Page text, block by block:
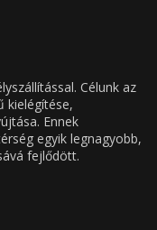
Célunk az
kielégítése,
Ennek
egyik legnagyobb,
fejlődött.